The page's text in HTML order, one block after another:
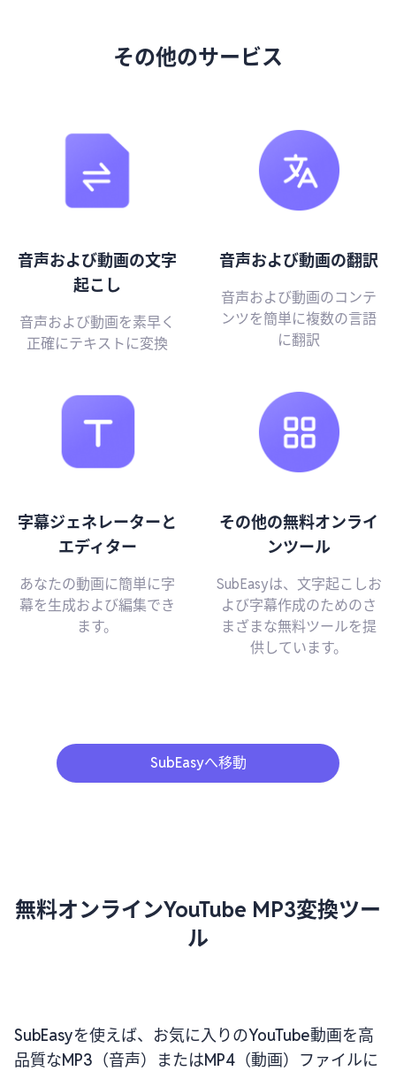
その他のサービス
音声および動画の文字
起こし
音声および動画を素早く
正確にテキストに変換
音声および動画の翻訳
音声および動画のコンテ
ンツを簡単に複数の言語
に翻訳
字幕ジェネレーターと
エディター
あなたの動画に簡単に字
幕を生成および編集でき
ます。
その他の無料オンライ
ンツール
SubEasyは、文字起こしお
よび字幕作成のためのさ
まざまな無料ツールを提
供しています。
SubEasyへ移動
無料オンラインYouTube MP3変換ツー
ル
SubEasyを使えば、お気に入りのYouTube動画を高
品質なMP3（音声）またはMP4（動画）ファイルに